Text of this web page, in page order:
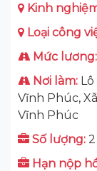
Kinh
Loại công
Mức lương:
Nơi làm:
Vĩnh Phúc,
Vĩnh Phúc
Số lượng: 2
Hạn nộp